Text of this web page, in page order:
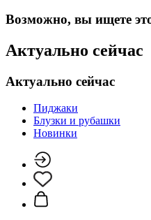
Возможно, вы ищете
Актуально сейчас
Актуально сейчас
Пиджаки
Блузки и рубашки
Новинки